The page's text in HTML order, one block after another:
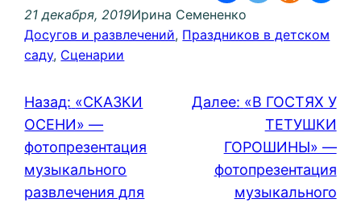
21 декабря, 2019Ирина Семененко
Досугов и развлечений, Праздников в детском
саду, Сценарии
Назад: «СКАЗКИ
ОСЕНИ» —
фотопрезентация
музыкального
развлечения для
Далее: «В ГОСТЯХ У
ТЕТУШКИ
ГОРОШИНЫ» —
фотопрезентация
музыкального